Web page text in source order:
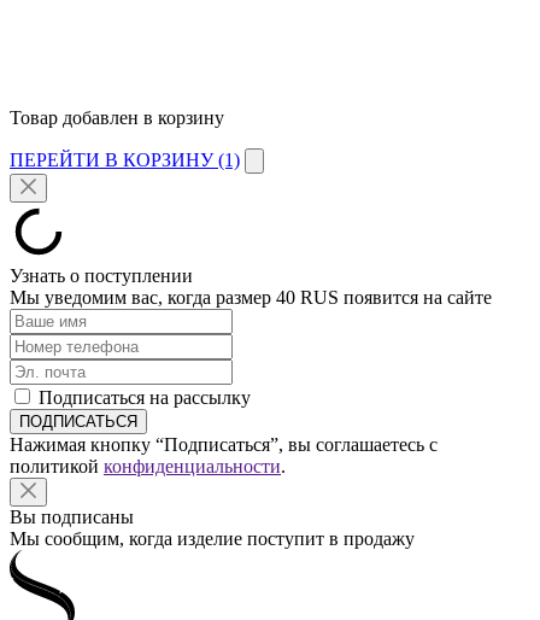
Товар добавлен в корзину
ПЕРЕЙТИ В КОРЗИНУ (1)
Узнать о поступлении
Мы уведомим вас, когда размер 40 RUS появится на сайте
Подписаться на рассылку
Нажимая кнопку “Подписаться”, вы соглашаетесь с
политикой конфиденциальности.
Вы подписаны
Мы сообщим, когда изделие поступит в продажу